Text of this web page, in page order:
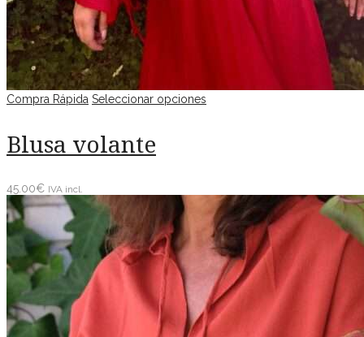
Compra Rápida Seleccionar opciones
Blusa volante
45.00€ IVA incl.